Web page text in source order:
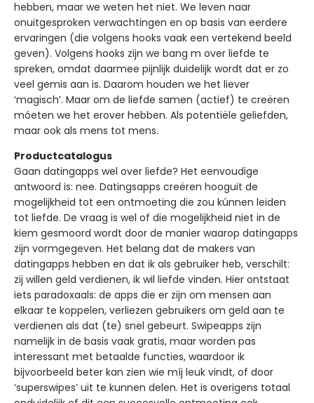
hebben, maar we weten het niet. We leven naar
onuitgesproken verwachtingen en op basis van eerdere
ervaringen (die volgens hooks vaak een vertekend beeld
geven). Volgens hooks zijn we bang m over liefde te
spreken, omdat daarmee pijnlijk duidelijk wordt dat er zo
veel gemis aan is. Daarom houden we het liever
‘magisch’. Maar om de liefde samen (actief) te creëren
móeten we het erover hebben. Als potentiële geliefden,
maar ook als mens tot mens.
Productcatalogus
Gaan datingapps wel over liefde? Het eenvoudige
antwoord is: nee. Datingsapps creëren hooguit de
mogelijkheid tot een ontmoeting die zou kúnnen leiden
tot liefde. De vraag is wel of die mogelijkheid niet in de
kiem gesmoord wordt door de manier waarop datingapps
zijn vormgegeven. Het belang dat de makers van
datingapps hebben en dat ik als gebruiker heb, verschilt:
zij willen geld verdienen, ik wil liefde vinden. Hier ontstaat
iets paradoxaals: de apps die er zijn om mensen aan
elkaar te koppelen, verliezen gebruikers om geld aan te
verdienen als dat (te) snel gebeurt. Swipeapps zijn
namelijk in de basis vaak gratis, maar worden pas
interessant met betaalde functies, waardoor ik
bijvoorbeeld beter kan zien wie míj leuk vindt, of door
‘superswipes’ uit te kunnen delen. Het is overigens totaal